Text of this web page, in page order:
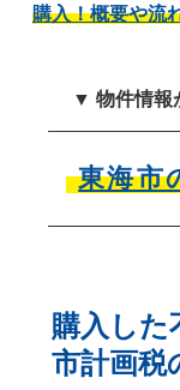
購入！概要や流
▼ 物件情報
東海市
購入した
市計画税